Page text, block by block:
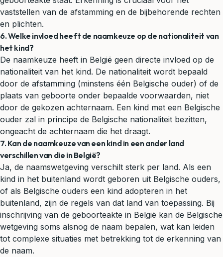
vaststellen van de afstamming en de bijbehorende rechten
en plichten.
6. Welke invloed heeft de naamkeuze op de nationaliteit van
het kind?
De naamkeuze heeft in België geen directe invloed op de
nationaliteit van het kind. De nationaliteit wordt bepaald
door de afstamming (minstens één Belgische ouder) of de
plaats van geboorte onder bepaalde voorwaarden, niet
door de gekozen achternaam. Een kind met een Belgische
ouder zal in principe de Belgische nationaliteit bezitten,
ongeacht de achternaam die het draagt.
7. Kan de naamkeuze van een kind in een ander land
verschillen van die in België?
Ja, de naamswetgeving verschilt sterk per land. Als een
kind in het buitenland wordt geboren uit Belgische ouders,
of als Belgische ouders een kind adopteren in het
buitenland, zijn de regels van dat land van toepassing. Bij
inschrijving van de geboorteakte in België kan de Belgische
wetgeving soms alsnog de naam bepalen, wat kan leiden
tot complexe situaties met betrekking tot de erkenning van
de naam.